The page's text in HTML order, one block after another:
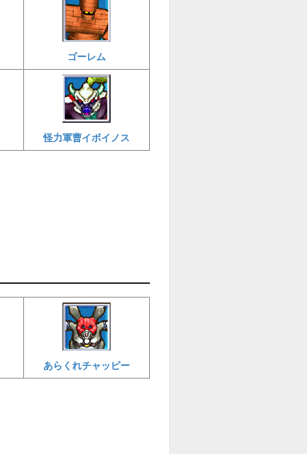
ゴーレム
怪力軍曹イボイノス
あらくれチャッピー